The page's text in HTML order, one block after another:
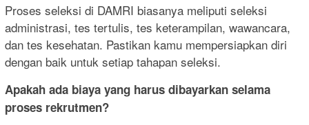
Proses seleksi di DAMRI biasanya meliputi seleksi
administrasi, tes tertulis, tes keterampilan, wawancara,
dan tes kesehatan. Pastikan kamu mempersiapkan diri
dengan baik untuk setiap tahapan seleksi.
Apakah ada biaya yang harus dibayarkan selama
proses rekrutmen?